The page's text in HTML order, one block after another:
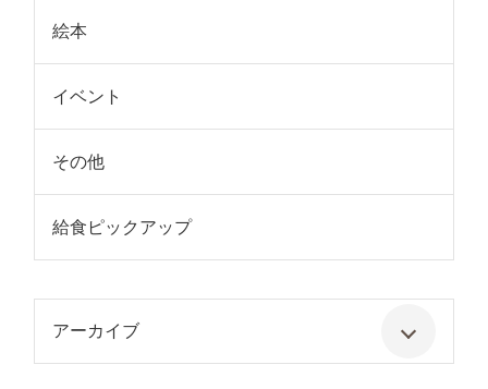
絵本
イベント
その他
給食ピックアップ
アーカイブ